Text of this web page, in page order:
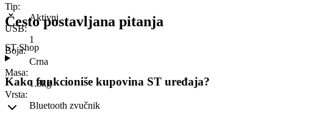
Tip:
Aktivni
USB:
1
Boja:
Crna
Masa:
1.3kg
Vrsta:
Bluetooth zvučnik
Često postavljana pitanja
ST Shop
Kako funkcioniše kupovina ST uređaja?